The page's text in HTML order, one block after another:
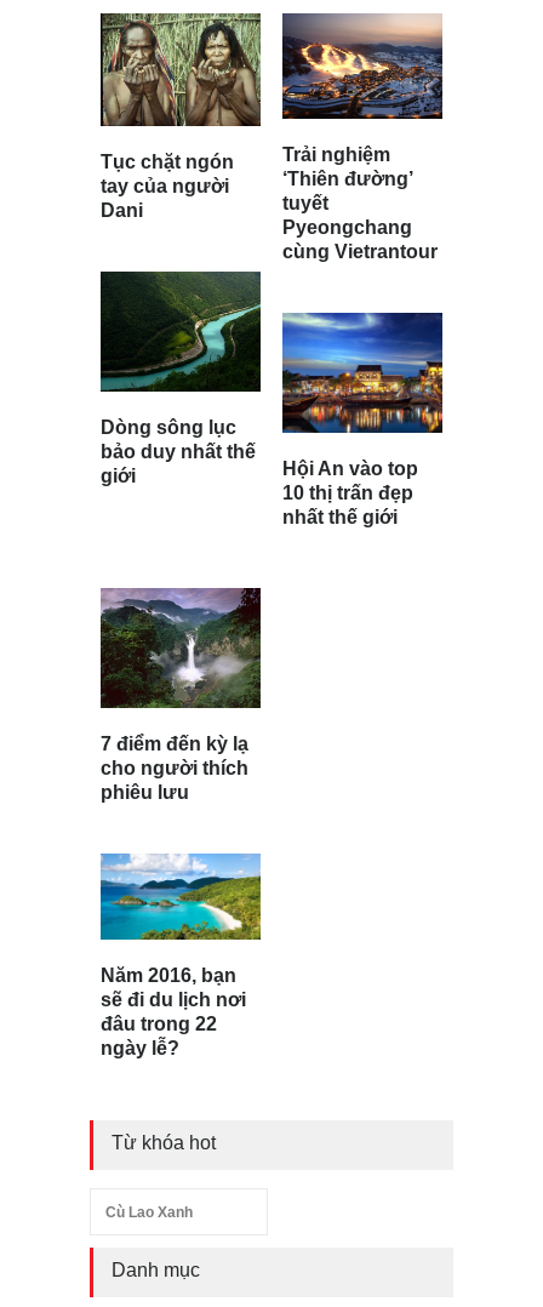
Tục chặt ngón
tay của người
Dani
Dòng sông lục
bảo duy nhất thế
giới
Trải nghiệm
‘Thiên đường’
tuyết
Pyeongchang
cùng Vietrantour
Hội An vào top
10 thị trấn đẹp
nhất thế giới
7 điểm đến kỳ lạ
cho người thích
phiêu lưu
Năm 2016, bạn
sẽ đi du lịch nơi
đâu trong 22
ngày lễ?
Từ khóa hot
Cù Lao Xanh
Danh mục